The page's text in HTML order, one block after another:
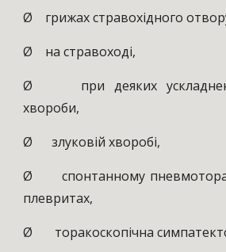
Ø грижах стравохідного
Ø на стравоході,
Ø при деяких
хвороби,
Ø злуковій хворобі,
Ø спонтанному
плевритах,
Ø торакоскопічна